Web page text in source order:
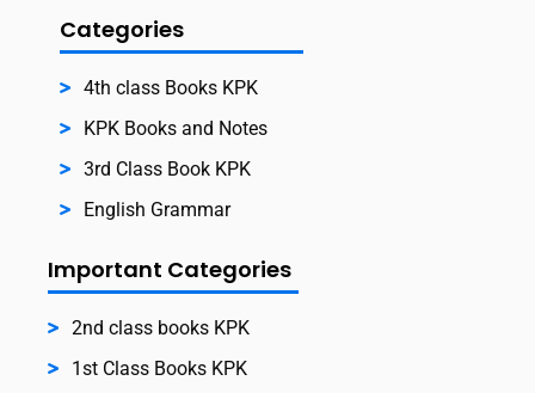
Categories
4th class Books KPK
KPK Books and Notes
3rd Class Book KPK
English Grammar
Important Categories
2nd class books KPK
1st Class Books KPK